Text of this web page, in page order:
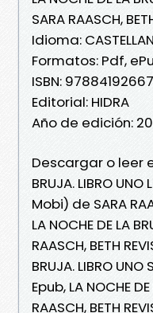
SARA RAASCH,
Idioma:
Formatos: Pdf,
ISBN:
Editorial: HIDRA
Año de edición:
Descargar o leer
BRUJA. LIBRO
Mobi) de SARA
LA NOCHE DE LA
RAASCH, BETH
BRUJA. LIBRO UNO
Epub, LA NOCHE
RAASCH, BETH